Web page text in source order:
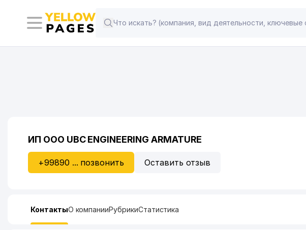
ИП ООО UBC ENGINEERING ARMATURE
+99890 ... позвонить Оставить отзыв
КонтактыО компанииРубрикиСтатистика